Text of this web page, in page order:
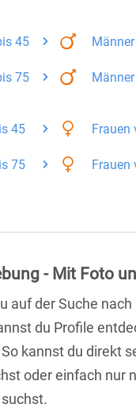
45 Männer
75 Männer
45 Frauen
75 Frauen
- Mit Foto
auf der Suche nach
du Profile
kannst du direkt
oder einfach nur